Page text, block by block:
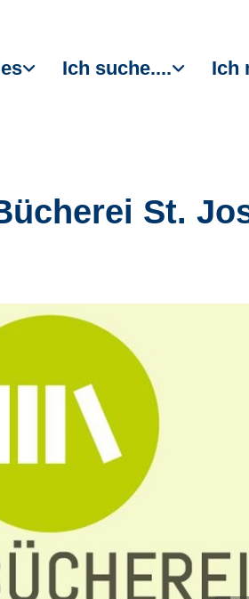
Ich suche.... Ich
St.